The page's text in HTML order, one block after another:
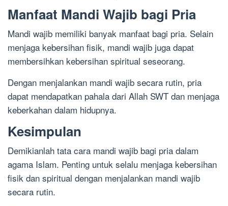
Manfaat Mandi Wajib bagi Pria
Mandi wajib memiliki banyak manfaat bagi pria. Selain
menjaga kebersihan fisik, mandi wajib juga dapat
membersihkan kebersihan spiritual seseorang.
Dengan menjalankan mandi wajib secara rutin, pria
dapat mendapatkan pahala dari Allah SWT dan menjaga
keberkahan dalam hidupnya.
Kesimpulan
Demikianlah tata cara mandi wajib bagi pria dalam
agama Islam. Penting untuk selalu menjaga kebersihan
fisik dan spiritual dengan menjalankan mandi wajib
secara rutin.